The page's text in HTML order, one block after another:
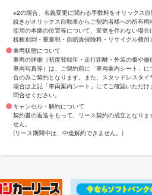
※2の場合、名義変更に関わる手数料をオリックス
続きがオリックス自動車からご契約者様への所有
使用の本拠の位置等について、変更を伴わない場
税種別割・重量税・自賠責保険料・リサイクル費用
車両状態について
車両の詳細（初度登録年・走行距離・外装の傷や
車両写真等）は、ご契約前に「車両案内シート」
合のみご契約となります。また、スタッドレスタ
場合は上記「車両案内シート」にてご確認いただ
問合せください。
キャンセル・解約について
契約書の返送をもって、リース契約の成立となり
せん。
(リース期間中は、中途解約できません。)